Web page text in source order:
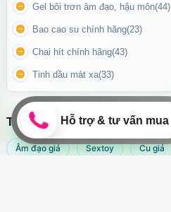
Gel bôi trơn âm đạo, hậu môn(44)
Bao cao su chính hãng(23)
Chai hít chính hãng(43)
Tinh dầu mát xa(33)
TÌM KIẾM NHIỀU NHẤT
Âm đạo giả Sextoy Cu giả